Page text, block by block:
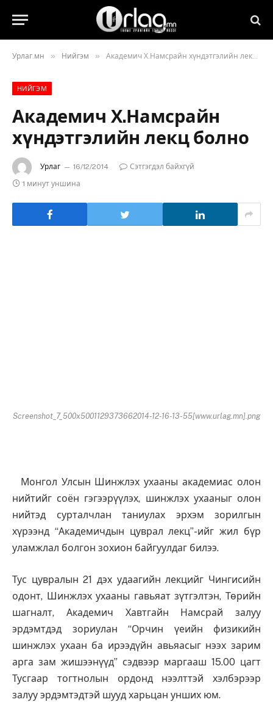
Урлаг.мн » Нийгэм » Академич Х.Намсрайн хүндэтгэлийн лекц болно
НИЙГЭМ
Академич Х.Намсрайн
хүндэтгэлийн лекц болно
Урлаг 16/12/2014
Сэтгэгдэл байхгүй
1 минут уншина
Screenshot_7_500x5001129373662014-12-16-13-55[www.urlag.mn].png
Монгол Улсын Шинжлэх ухааны академиас олон
нийтийг соён гэгээрүүлэх, шинжлэх ухааныг олон
нийтэд сурталчлан таниулах эрхэм зорилгын
хүрээнд “Академичдын цуврал лекц”-ийг жил бүр
уламжлал болгон зохион байгуулдаг билээ.
Тус цувралын 21 дэх удаагийн лекцийг Чингисийн
одонт, Шинжлэх ухааны гавьяат зүтгэлтэн, Төрийн
шагналт, Академич Хавтгайн Намсрай залуу
эрдэмтдэд зориулан “Орчин үеийн физикийн
шинжлэх ухаан ба ирээдүйн авьяасыг нээх зарим
арга зам жишээнүүд” сэдвээр маргааш 15.00 цагт
Тусгаар тогтнолын ордонд нээлттэй хэлбэрээр
залуу эрдэмтэдтэй шууд харьцан унших юм.